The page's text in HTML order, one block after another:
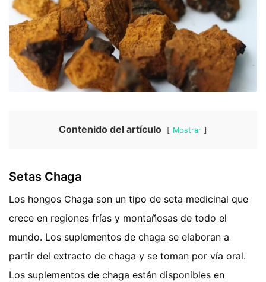
Contenido del artículo Mostrar
Setas Chaga
Los hongos Chaga son un tipo de seta medicinal que
crece en regiones frías y montañosas de todo el
mundo. Los suplementos de chaga se elaboran a
partir del extracto de chaga y se toman por vía oral.
Los suplementos de chaga están disponibles en